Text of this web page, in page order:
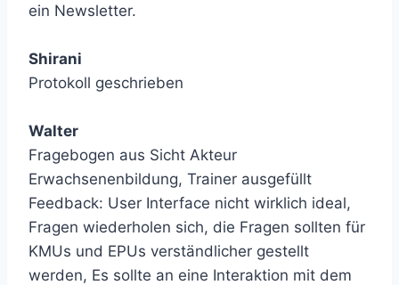
ein Newsletter.
Shirani
Protokoll geschrieben
Walter
Fragebogen aus Sicht Akteur
Erwachsenenbildung, Trainer ausgefüllt
Feedback: User Interface nicht wirklich ideal,
Fragen wiederholen sich, die Fragen sollten für
KMUs und EPUs verständlicher gestellt
werden, Es sollte an eine Interaktion mit dem